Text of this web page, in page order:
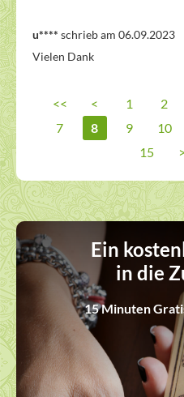
u**** schrieb am 06.09.2023
Vielen Dank
<< < 1 2
7
8 9 10
15
>
Ein
in die
15 Minuten